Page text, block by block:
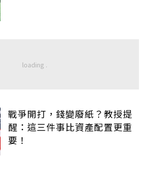
戰爭開打，錢變廢紙？教授提
醒：這三件事比資產配置更重
要！